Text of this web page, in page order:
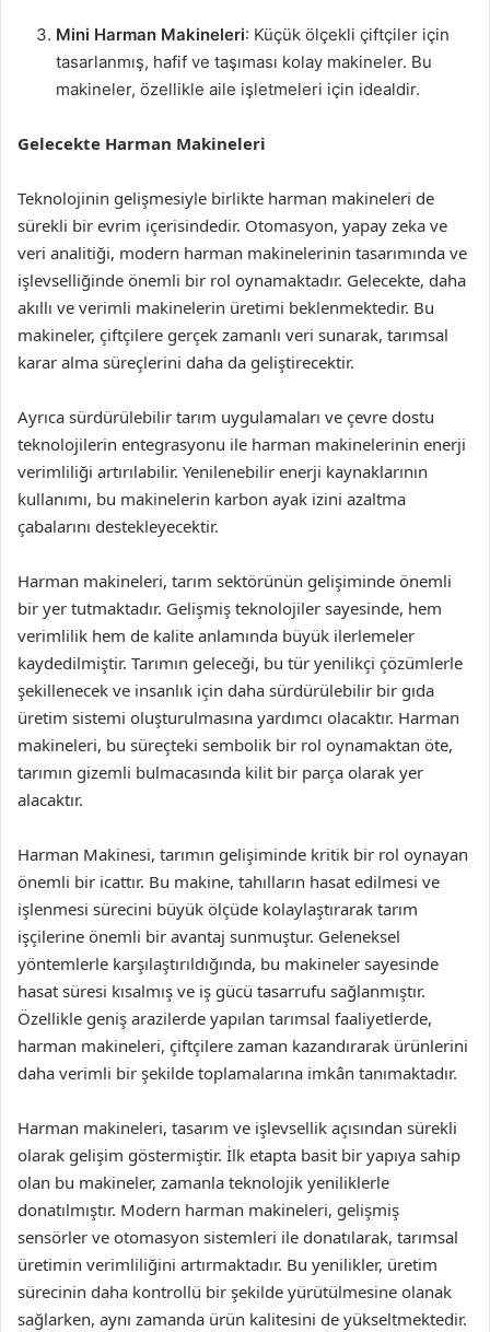
Mini Harman Makineleri: Küçük ölçekli çiftçiler için
tasarlanmış, hafif ve taşıması kolay makineler. Bu
makineler, özellikle aile işletmeleri için idealdir.
Gelecekte Harman Makineleri
Teknolojinin gelişmesiyle birlikte harman makineleri de
sürekli bir evrim içerisindedir. Otomasyon, yapay zeka ve
veri analitiği, modern harman makinelerinin tasarımında ve
işlevselliğinde önemli bir rol oynamaktadır. Gelecekte, daha
akıllı ve verimli makinelerin üretimi beklenmektedir. Bu
makineler, çiftçilere gerçek zamanlı veri sunarak, tarımsal
karar alma süreçlerini daha da geliştirecektir.
Ayrıca sürdürülebilir tarım uygulamaları ve çevre dostu
teknolojilerin entegrasyonu ile harman makinelerinin enerji
verimliliği artırılabilir. Yenilenebilir enerji kaynaklarının
kullanımı, bu makinelerin karbon ayak izini azaltma
çabalarını destekleyecektir.
Harman makineleri, tarım sektörünün gelişiminde önemli
bir yer tutmaktadır. Gelişmiş teknolojiler sayesinde, hem
verimlilik hem de kalite anlamında büyük ilerlemeler
kaydedilmiştir. Tarımın geleceği, bu tür yenilikçi çözümlerle
şekillenecek ve insanlık için daha sürdürülebilir bir gıda
üretim sistemi oluşturulmasına yardımcı olacaktır. Harman
makineleri, bu süreçteki sembolik bir rol oynamaktan öte,
tarımın gizemli bulmacasında kilit bir parça olarak yer
alacaktır.
Harman Makinesi, tarımın gelişiminde kritik bir rol oynayan
önemli bir icattır. Bu makine, tahılların hasat edilmesi ve
işlenmesi sürecini büyük ölçüde kolaylaştırarak tarım
işçilerine önemli bir avantaj sunmuştur. Geleneksel
yöntemlerle karşılaştırıldığında, bu makineler sayesinde
hasat süresi kısalmış ve iş gücü tasarrufu sağlanmıştır.
Özellikle geniş arazilerde yapılan tarımsal faaliyetlerde,
harman makineleri, çiftçilere zaman kazandırarak ürünlerini
daha verimli bir şekilde toplamalarına imkân tanımaktadır.
Harman makineleri, tasarım ve işlevsellik açısından sürekli
olarak gelişim göstermiştir. İlk etapta basit bir yapıya sahip
olan bu makineler, zamanla teknolojik yeniliklerle
donatılmıştır. Modern harman makineleri, gelişmiş
sensörler ve otomasyon sistemleri ile donatılarak, tarımsal
üretimin verimliliğini artırmaktadır. Bu yenilikler, üretim
sürecinin daha kontrollü bir şekilde yürütülmesine olanak
sağlarken, aynı zamanda ürün kalitesini de yükseltmektedir.